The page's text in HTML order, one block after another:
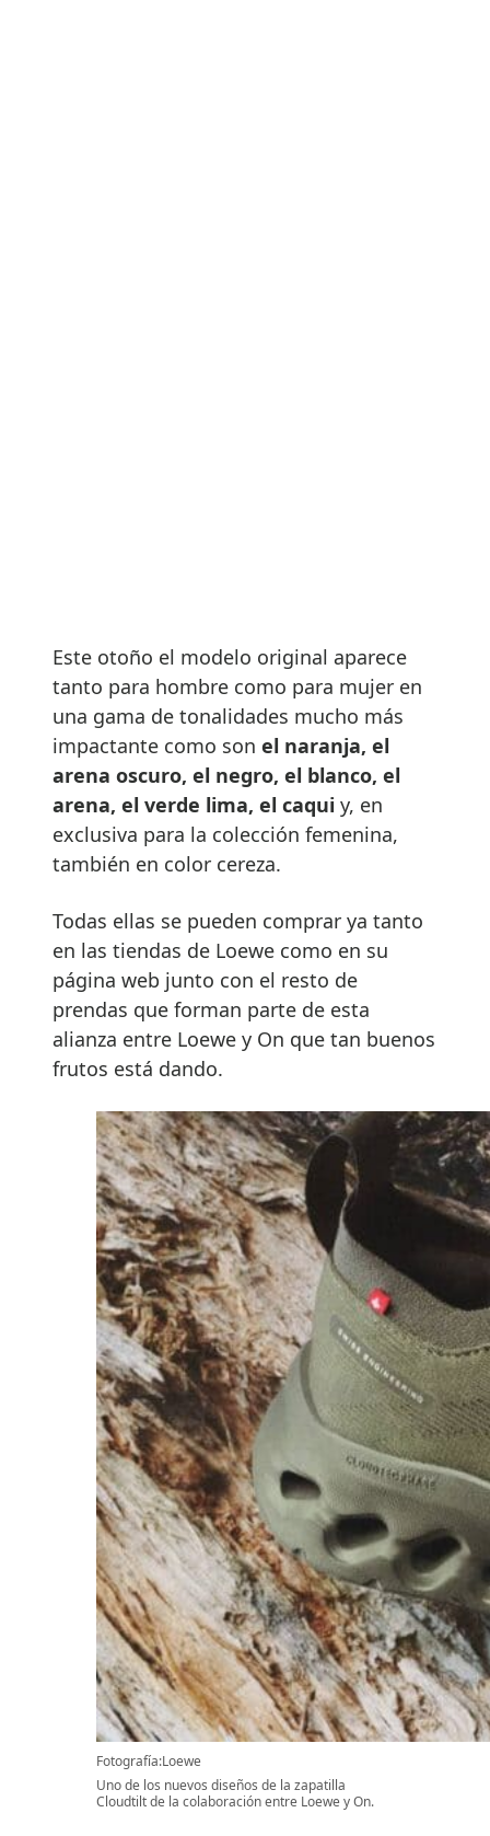
Este otoño el modelo original aparece
tanto para hombre como para mujer en
una gama de tonalidades mucho más
impactante como son el naranja, el
arena oscuro, el negro, el blanco, el
arena, el verde lima, el caqui y, en
exclusiva para la colección femenina,
también en color cereza.
Todas ellas se pueden comprar ya tanto
en las tiendas de Loewe como en su
página web junto con el resto de
prendas que forman parte de esta
alianza entre Loewe y On que tan buenos
frutos está dando.
Fotografía:Loewe
Uno de los nuevos diseños de la zapatilla
Cloudtilt de la colaboración entre Loewe y On.